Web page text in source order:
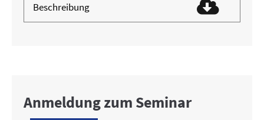
Beschreibung
Anmeldung zum Seminar